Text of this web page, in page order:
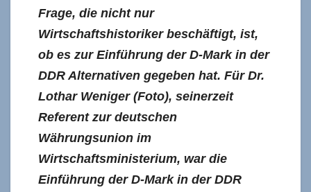
Frage, die nicht nur
Wirtschaftshistoriker beschäftigt, ist,
ob es zur Einführung der D-Mark in der
DDR Alternativen gegeben hat. Für Dr.
Lothar Weniger (Foto), seinerzeit
Referent zur deutschen
Währungsunion im
Wirtschaftsministerium, war die
Einführung der D-Mark in der DDR